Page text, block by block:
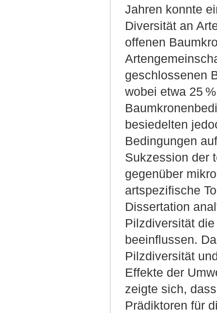
Jahren konnte
Diversität an
offenen
geschlossenen
wobei etwa 25
besiedelten
Bedingungen
Sukzession der
gegenüber
artspezifische
Dissertation
Pilzdiversität
beeinflussen.
Pilzdiversität
Effekte der
zeigte sich,
Prädiktoren für